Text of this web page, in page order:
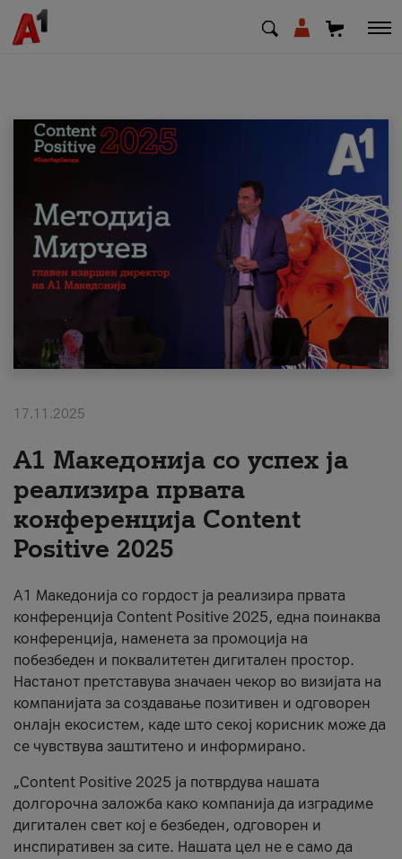
МК EN
Приватни Деловни
Поддршка
Надополни кредит
#ПодобарОнлајн
17.11.2025
А1 Македонија со успех ја
реализира првата
конференција Content
Positive 2025
А1 Македонија со гордост ја реализира првата
конференција Content Positive 2025, една поинаква
конференција, наменета за промоција на
побезбеден и поквалитетен дигитален простор.
Настанот претставува значаен чекор во визијата на
компанијата за создавање позитивен и одговорен
онлајн екосистем, каде што секој корисник може да
се чувствува заштитено и информирано.
„Content Positive 2025 ја потврдува нашата
долгорочна заложба како компанија да изградиме
дигитален свет кој е безбеден, одговорен и
инспиративен за сите. Нашата цел не е само да